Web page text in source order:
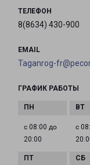
ТЕЛЕФОН
8(8634) 430-900
EMAIL
Taganrog-
ГРАФИК РАБОТЫ
с 08:00 до
20:00
с